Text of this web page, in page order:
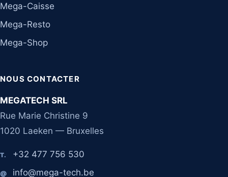
Mega-Caisse
Mega-Resto
Mega-Shop
NOUS CONTACTER
MEGATECH SRL
Rue Marie Christine 9
1020 Laeken — Bruxelles
T. +32 477 756 530
@ info@mega-tech.be